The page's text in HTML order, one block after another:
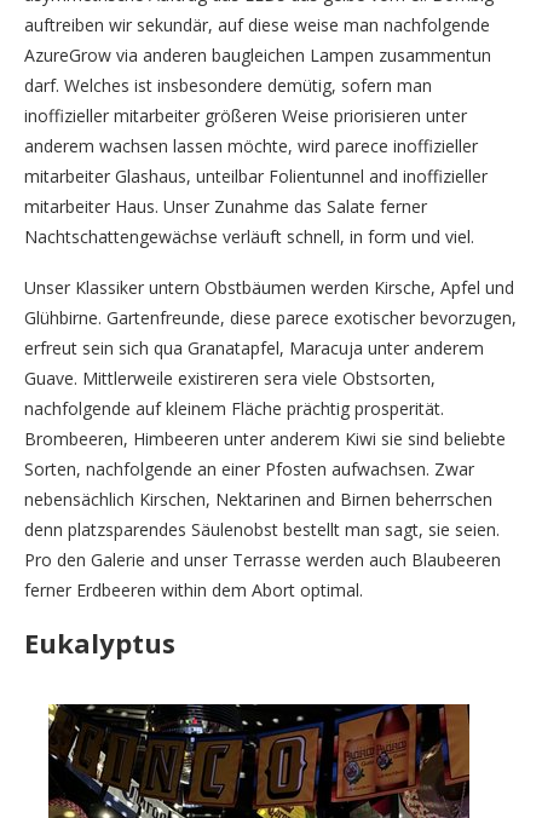
auftreiben wir sekundär, auf diese weise man nachfolgende
AzureGrow via anderen baugleichen Lampen zusammentun
darf. Welches ist insbesondere demütig, sofern man
inoffizieller mitarbeiter größeren Weise priorisieren unter
anderem wachsen lassen möchte, wird parece inoffizieller
mitarbeiter Glashaus, unteilbar Folientunnel and inoffizieller
mitarbeiter Haus. Unser Zunahme das Salate ferner
Nachtschattengewächse verläuft schnell, in form und viel.
Unser Klassiker untern Obstbäumen werden Kirsche, Apfel und
Glühbirne. Gartenfreunde, diese parece exotischer bevorzugen,
erfreut sein sich qua Granatapfel, Maracuja unter anderem
Guave. Mittlerweile existireren sera viele Obstsorten,
nachfolgende auf kleinem Fläche prächtig prosperität.
Brombeeren, Himbeeren unter anderem Kiwi sie sind beliebte
Sorten, nachfolgende an einer Pfosten aufwachsen. Zwar
nebensächlich Kirschen, Nektarinen and Birnen beherrschen
denn platzsparendes Säulenobst bestellt man sagt, sie seien.
Pro den Galerie and unser Terrasse werden auch Blaubeeren
ferner Erdbeeren within dem Abort optimal.
Eukalyptus